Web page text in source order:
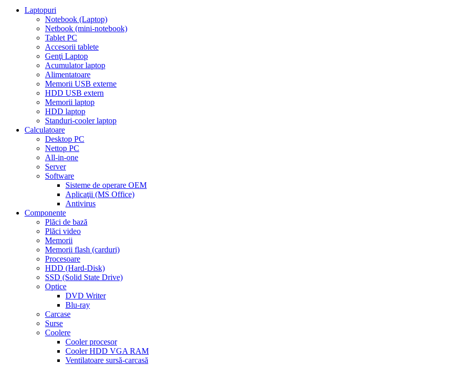
Laptopuri
Notebook (Laptop)
Netbook (mini-notebook)
Tablet PC
Accesorii tablete
Genţi Laptop
Acumulator laptop
Alimentatoare
Memorii USB externe
HDD USB extern
Memorii laptop
HDD laptop
Standuri-cooler laptop
Calculatoare
Desktop PC
Nettop PC
All-in-one
Server
Software
Sisteme de operare OEM
Aplicaţii (MS Office)
Antivirus
Componente
Plăci de bază
Plăci video
Memorii
Memorii flash (carduri)
Procesoare
HDD (Hard-Disk)
SSD (Solid State Drive)
Optice
DVD Writer
Blu-ray
Carcase
Surse
Coolere
Cooler procesor
Cooler HDD VGA RAM
Ventilatoare sursă-carcasă